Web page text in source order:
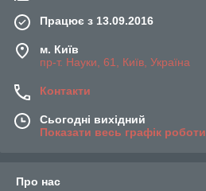
Працює з 13.09.2016
м. Київ
пр-т. Науки, 61, Київ, Україна
Контакти
Сьогодні вихідний
Показати весь графік роботи
Про нас